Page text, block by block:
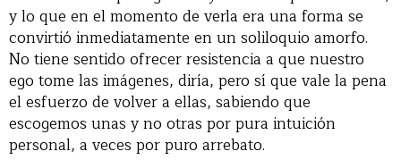
y lo que en el momento de verla era una forma se
convirtió inmediatamente en un soliloquio amorfo.
No tiene sentido ofrecer resistencia a que nuestro
ego tome las imágenes, diría, pero sí que vale la pena
el esfuerzo de volver a ellas, sabiendo que
escogemos unas y no otras por pura intuición
personal, a veces por puro arrebato.